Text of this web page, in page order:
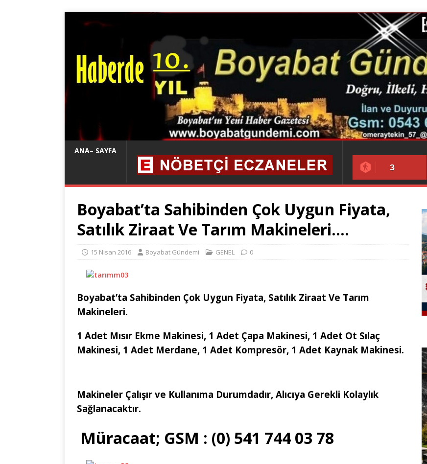
ANA– SAYFA
3
Boyabat’ta Sahibinden Çok Uygun Fiyata,
Satılık Ziraat Ve Tarım Makineleri….
15 Nisan 2016 Boyabat Gündemi GENEL 0
Boyabat’ta Sahibinden Çok Uygun Fiyata, Satılık Ziraat Ve Tarım
Makineleri.
1 Adet Mısır Ekme Makinesi, 1 Adet Çapa Makinesi, 1 Adet Ot Sılaç
Makinesi, 1 Adet Merdane, 1 Adet Kompresör, 1 Adet Kaynak Makinesi.
Makineler Çalışır ve Kullanıma Durumdadır, Alıcıya Gerekli Kolaylık
Sağlanacaktır.
Müracaat; GSM : (0) 541 744 03 78